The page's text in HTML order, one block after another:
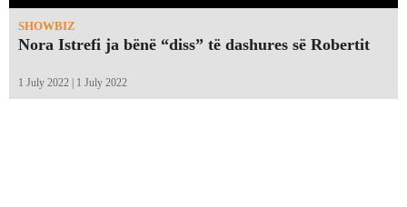
SHOWBIZ
Nora Istrefi ja bënë “diss” të dashures së Robertit
1 July 2022 | 1 July 2022